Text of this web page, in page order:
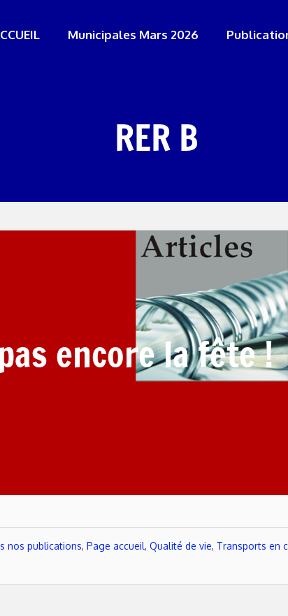
Municipales Mars 2026
RER B
encore la fête !
nos publications, Page accueil, Qualité de vie, Transports en